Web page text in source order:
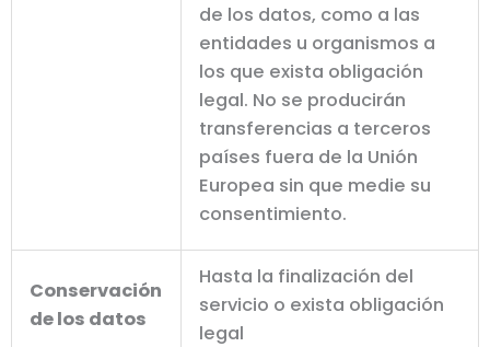
de los datos, como a las
entidades u organismos a
los que exista obligación
legal. No se producirán
transferencias a terceros
países fuera de la Unión
Europea sin que medie su
consentimiento.
Conservación
de los datos
Hasta la finalización del
servicio o exista obligación
legal